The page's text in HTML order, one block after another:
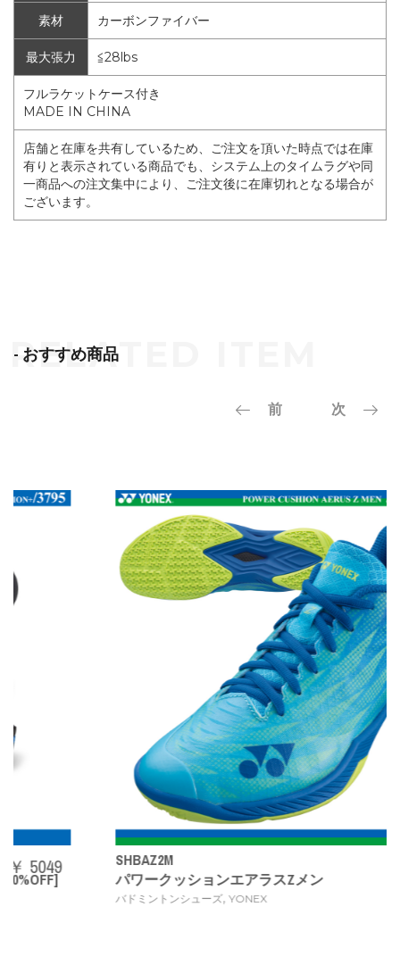
素材 カーボンファイバー
最大張力 ≦28lbs
フルラケットケース付き
MADE IN CHINA
店舗と在庫を共有しているため、ご注文を頂いた時点では在庫
有りと表示されている商品でも、システム上のタイムラグや同
一商品への注文集中により、ご注文後に在庫切れとなる場合が
ございます。
- おすすめ商品
前 次
SHBAZ2M
パワークッションエアラスZメン
バドミントンシューズ ,YONEX